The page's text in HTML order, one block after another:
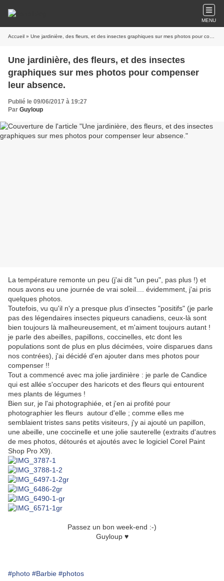
MENU
Accueil » Une jardinière, des fleurs, et des insectes graphiques sur mes photos pour compenser leur absence.
Une jardinière, des fleurs, et des insectes
graphiques sur mes photos pour compenser
leur absence.
Publié le 09/06/2017 à 19:27
Par Guyloup
La température remonte un peu (j'ai dit "un peu", pas plus !) et
nous avons eu une journée de vrai soleil.... évidemment, j'ai pris
quelques photos.
Toutefois, vu qu'il n'y a presque plus d'insectes "positifs" (je parle
pas des légendaires insectes piqueurs canadiens, ceux-là sont
bien toujours là malheureusement, et m'aiment toujours autant !
je parle des abeilles, papillons, coccinelles, etc dont les
populations sont de plus en plus décimées, voire disparues dans
nos contrées), j'ai décidé d'en ajouter dans mes photos pour
compenser !!
Tout a commencé avec ma jolie jardinière : je parle de Candice
qui est allée s'occuper des haricots et des fleurs qui entourent
mes plants de légumes !
Bien sur, je l'ai photographiée, et j'en ai profité pour
photographier les fleurs autour d'elle ; comme elles me
semblaient tristes sans petits visiteurs, j'y ai ajouté un papillon,
une abeille, une coccinelle et une jolie sauterelle (extraits d'autres
de mes photos, détourés et ajoutés avec le logiciel Corel Paint
Shop Pro X9).
Passez un bon week-end :-)
Guyloup ♥
#photo #Barbie #photos